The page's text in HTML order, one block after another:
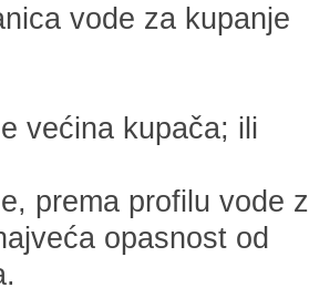
vode za kupanje
većina kupača; ili
prema profilu vode
opasnost od